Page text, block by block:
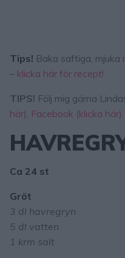
Tips! Baka saftiga, mjuka
– klicka här för recept!
TIPS! Följ mig gärna
här) Facebook (klicka här)
Ca 24 st
Gröt
3 dl havregryn
5 dl vatten
1 krm salt